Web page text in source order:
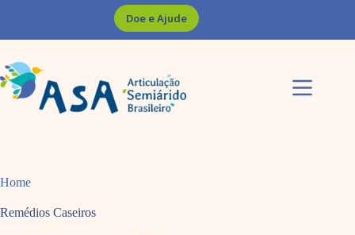
Doe e Ajude
Home
Remédios Caseiros